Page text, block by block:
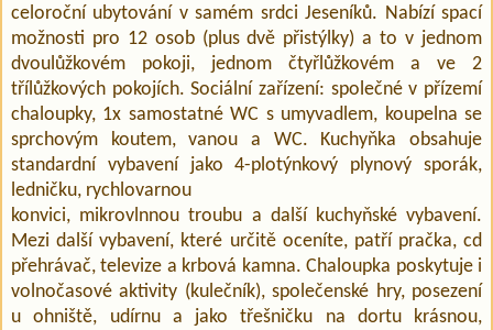
celoroční ubytování v samém srdci Jeseníků. Nabízí spací
možnosti pro 12 osob (plus dvě přistýlky) a to v jednom
dvoulůžkovém pokoji, jednom čtyřlůžkovém a ve 2
třílůžkových pokojích. Sociální zařízení: společné v přízemí
chaloupky, 1x samostatné WC s umyvadlem, koupelna se
sprchovým koutem, vanou a WC. Kuchyňka obsahuje
standardní vybavení jako 4-plotýnkový plynový sporák,
ledničku, rychlovarnou
konvici, mikrovlnnou troubu a další kuchyňské vybavení.
Mezi další vybavení, které určitě oceníte, patří pračka, cd
přehrávač, televize a krbová kamna. Chaloupka poskytuje i
volnočasové aktivity (kulečník), společenské hry, posezení
u ohniště, udírnu a jako třešničku na dortu krásnou,